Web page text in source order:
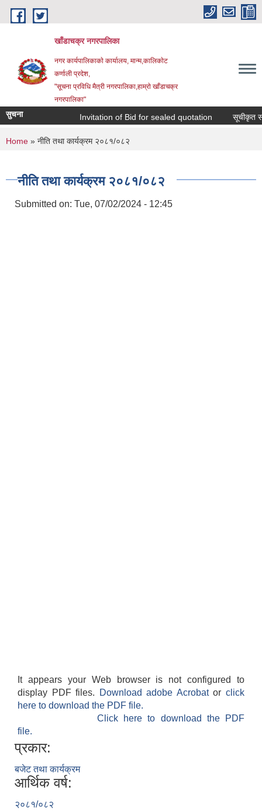
Skip to main content
खाँडाचक्र नगरपालिका
नगर कार्यपालिकाकाे कार्यालय, मान्म,कालिकाेट
क‍र्णाली प्रदेश,
"सूचना प्रविधि मैत्री नगरपालिका,हाम्राे खाँडाचक्र
नगरपालिका"
सुचना Invitation of Bid for sealed quotation सूचीकृत
You are here
Home » नीति तथा कार्यक्रम २०८१/०८२
नीति तथा कार्यक्रम २०८१/०८२
Submitted on: Tue, 07/02/2024 - 12:45
It appears your Web browser is not configured to
display PDF files.
Download adobe Acrobatorclick
here to download the PDF file.
Click here to download the PDF
file.
प्रकार:
बजेट तथा कार्यक्रम
आर्थिक वर्ष:
२०८१/०८२